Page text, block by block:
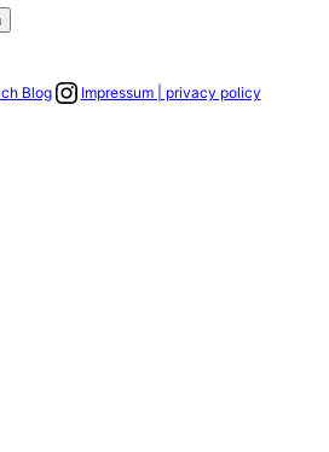
BlogLink zum Instagram Account
Impressum | privacy policy